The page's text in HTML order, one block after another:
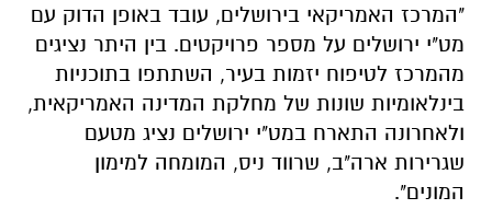
"המרכז האמריקאי בירושלים, עובד באופן הדוק עם
מט"י ירושלים על מספר פרויקטים. בין היתר נציגים
מהמרכז לטיפוח יזמות בעיר, השתתפו בתוכניות
בינלאומיות שונות של מחלקת המדינה האמריקאית,
ולאחרונה התארח במט"י ירושלים נציג מטעם
שגרירות ארה"ב, שרווד ניס, המומחה למימון
המונים".